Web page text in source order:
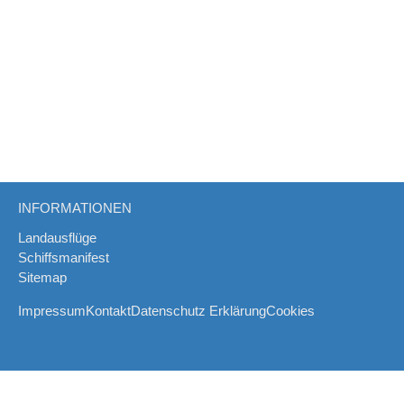
INFORMATIONEN
Landausflüge
Schiffsmanifest
Sitemap
ImpressumKontaktDatenschutz ErklärungCookies